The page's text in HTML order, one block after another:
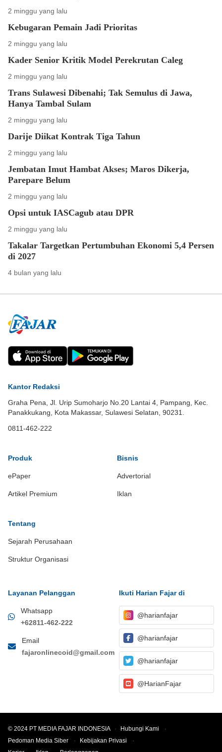
2 minggu yang lalu
Kebugaran Pemain Jadi Prioritas
2 minggu yang lalu
Kader Senior Kritik Model Perekrutan Caleg
2 minggu yang lalu
Trans Sulawesi Dibenahi; Tak Semulus di Jawa,
Hanya Tambal Sulam
2 minggu yang lalu
Darije Diikat Kontrak Tiga Tahun
2 minggu yang lalu
Jembatan Imut Hambat Akses; Maros Dikerja,
Parepare Belum
2 minggu yang lalu
Opsi untuk IASCagub atau DPR
2 minggu yang lalu
Takalar Targetkan Pertumbuhan Ekonomi 5,4 Persen
di 2027
4 bulan yang lalu
Kantor Redaksi
Graha Pena, Jl. Urip Sumoharjo No.20 Lantai 4, Pampang, Kec.
Panakkukang, Kota Makassar, Sulawesi Selatan, 90231.
0811-462-222
Produk
ePaper
Artikel Premium
Bisnis
Advertorial
Iklan
Tentang
Sejarah Perusahaan
Struktur Organisasi
Layanan Pelanggan
Whatsapp
+62811-462-222
Email
fajaronlinecoid@gmail.com
Ikuti Harian Fajar di
@harianfajar
@harianfajar
@harianfajar
@HarianFajar
© 2024 PT MEDIA FAJAR INDONESIA · Hubungi Kami
·
Pedoman Media Siber
· Kebijakan Privasi
·